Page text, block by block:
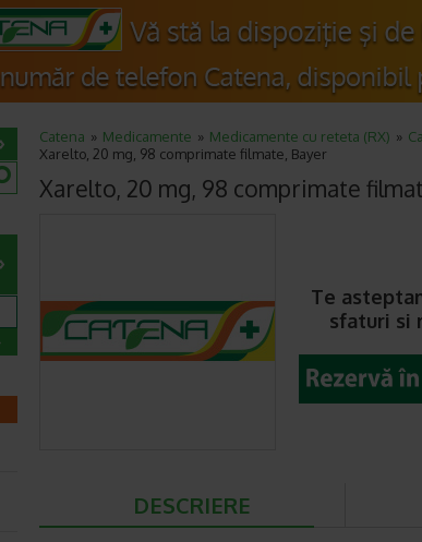
Catena Medicamente Medicamente cu reteta (RX)
Xarelto, 20 mg, 98 comprimate filmate, Bayer
Xarelto, 20 mg, 98 comprimate
Te
sfaturi si
DESCRIERE